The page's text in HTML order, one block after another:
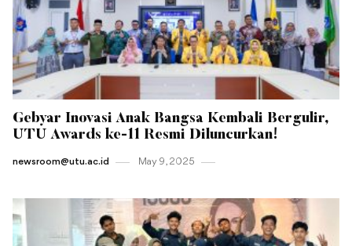
Gebyar Inovasi Anak Bangsa Kembali Bergulir,
UTU Awards ke-11 Resmi Diluncurkan!
newsroom@utu.ac.id May 9 , 2025